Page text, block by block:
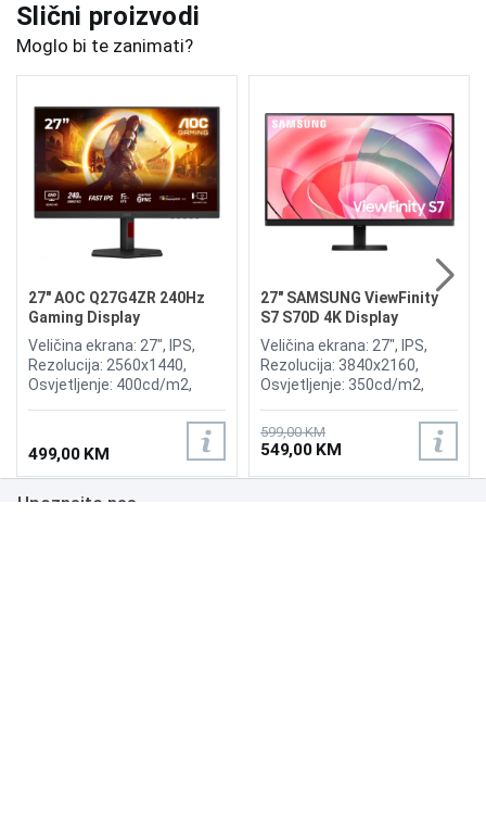
Slični proizvodi
Moglo bi te zanimati?
27" AOC Q27G4ZR 240Hz
Gaming Display
Veličina ekrana: 27", IPS,
Rezolucija: 2560x1440,
Osvjetljenje: 400cd/m2,
SYNC, Priključci: HDMI 2x 2.0,
DisplayPort 1.4,
Zvučnici:2x2W
499,00 KM
27" SAMSUNG ViewFinity
S7 S70D 4K Display
Veličina ekrana: 27", IPS,
Rezolucija: 3840x2160,
Osvjetljenje: 350cd/m2,
FreeSync, Vrijeme odziva:
5ms, Priključci: HDMI,
Displayport
599,00 KM
549,00 KM
Upoznajte nas